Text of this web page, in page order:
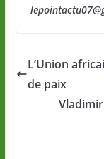
L’Union
de paix